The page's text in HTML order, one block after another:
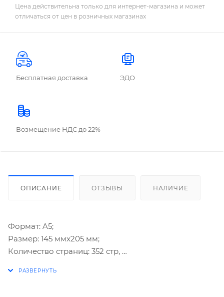
Цена действительна только для интернет-магазина и может
отличаться от цен в розничных магазинах
Бесплатная доставка ЭДО
Возмещение НДС до 22%
ОПИСАНИЕ ОТЗЫВЫ НАЛИЧИЕ
Формат: A5;
Размер: 145 ммx205 мм;
Количество страниц: 352 стр,